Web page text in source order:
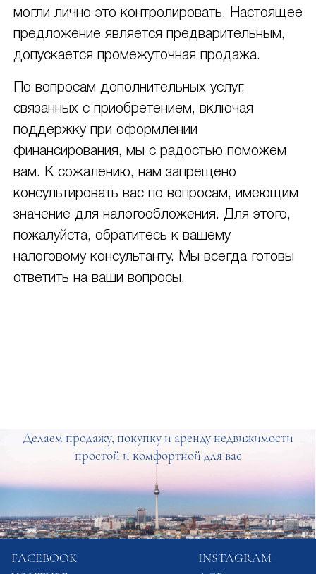
могли лично это контролировать. Настоящее
предложение является предварительным,
допускается промежуточная продажа.
По вопросам дополнительных услуг,
связанных с приобретением, включая
поддержку при оформлении
финансирования, мы с радостью поможем
вам. К сожалению, нам запрещено
консультировать вас по вопросам, имеющим
значение для налогообложения. Для этого,
пожалуйста, обратитесь к вашему
налоговому консультанту. Мы всегда готовы
ответить на ваши вопросы.
Делаем продажу, покупку и аренду недвижимости
простой и комфортной для вас
FACEBOOK
INSTAGRAM